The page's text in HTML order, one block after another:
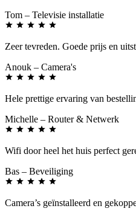
Tom – Televisie installatie
Zeer tevreden. Goede prijs en
Anouk – Camera's
Hele prettige ervaring van
Michelle – Router & Netwerk
Wifi door heel het huis perfect
Bas – Beveiliging
Camera’s geïnstalleerd en